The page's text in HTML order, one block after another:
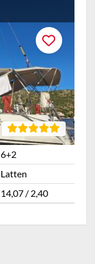
6+2
Latten
14,07 / 2,40